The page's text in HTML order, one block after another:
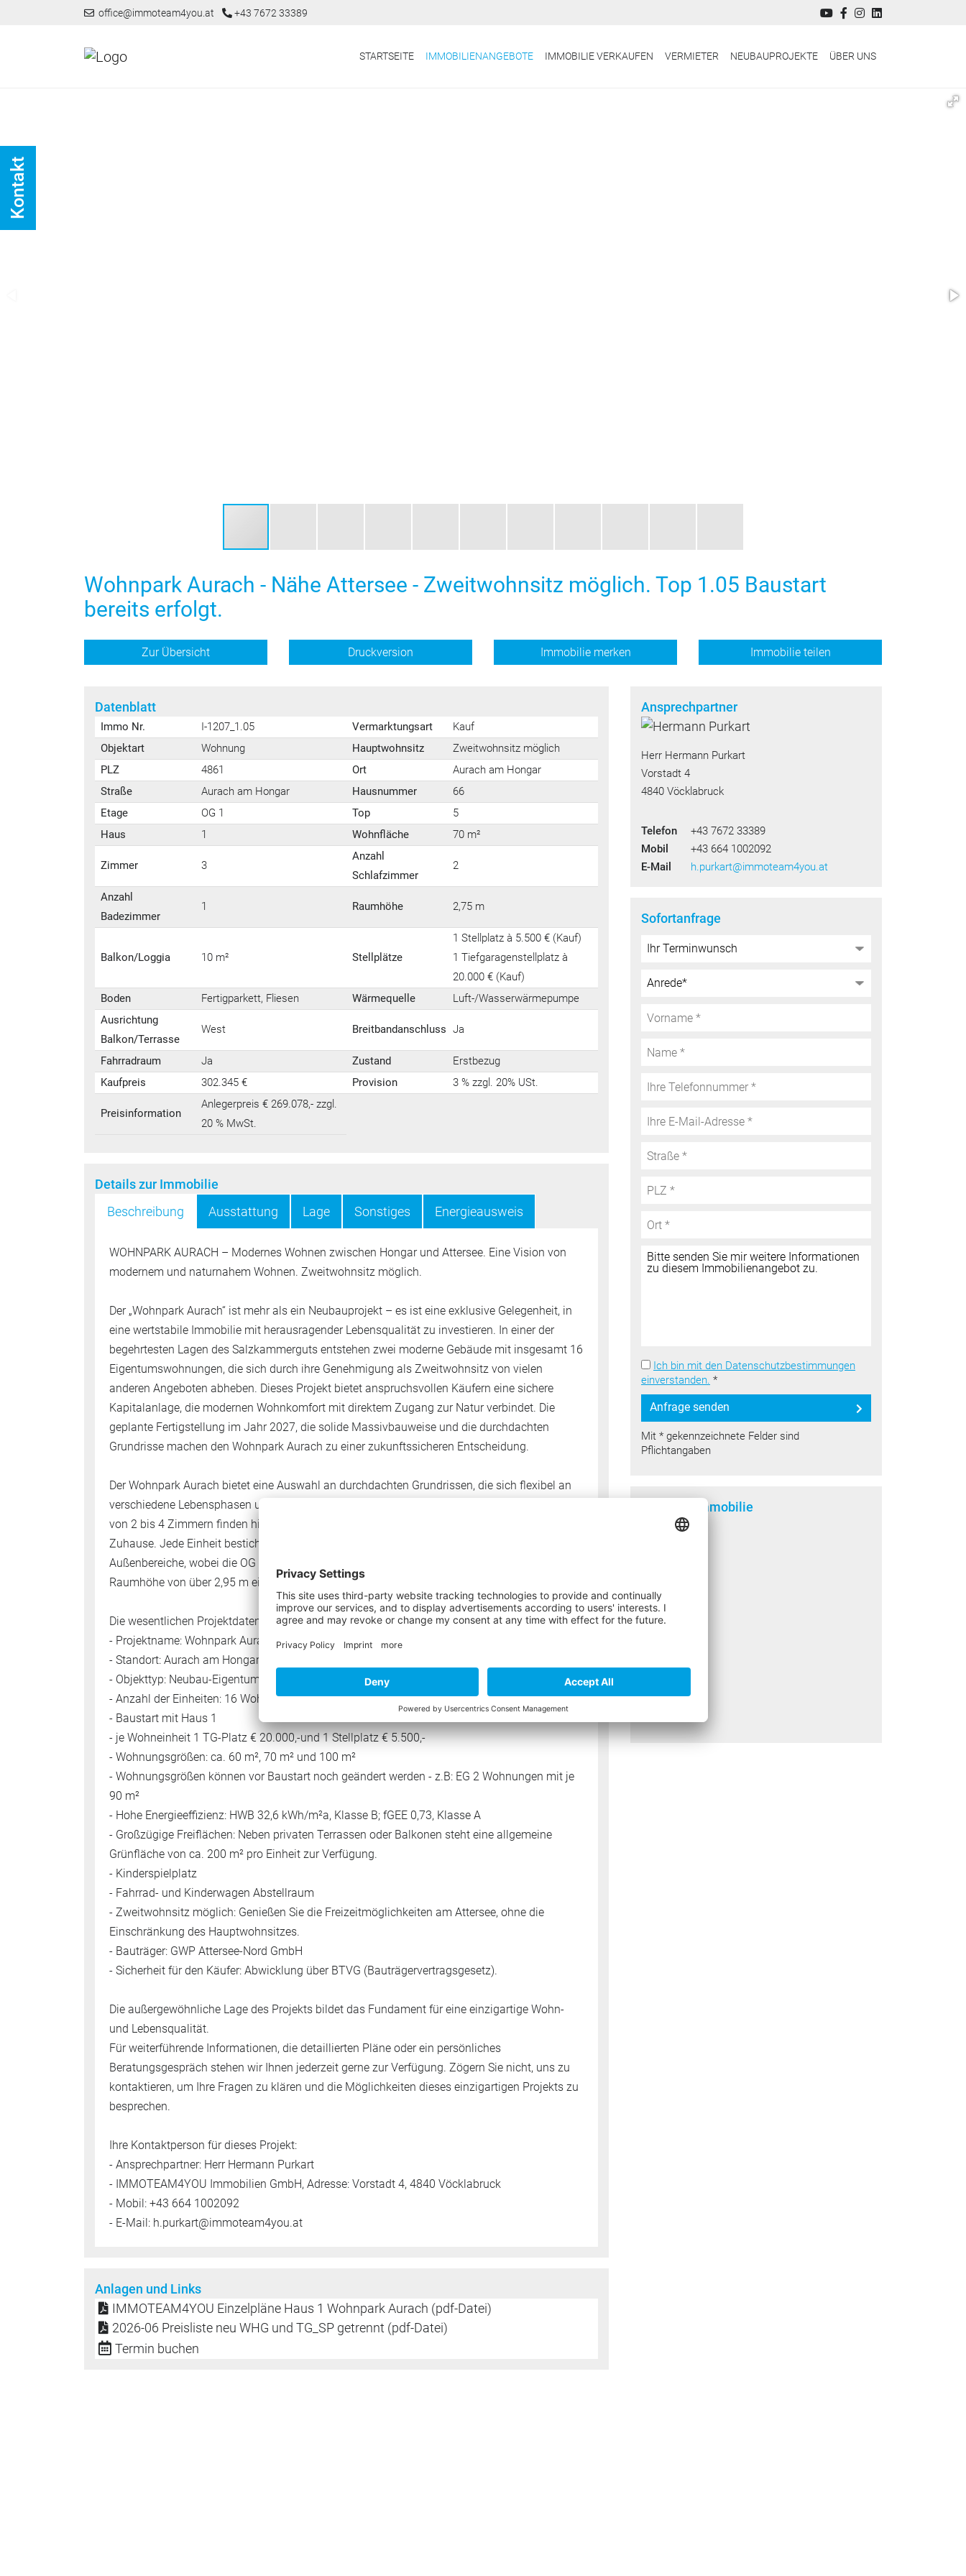
office@immoteam4you.at +43 7672 33389
STARTSEITE IMMOBILIENANGEBOTE IMMOBILIE VERKAUFEN VERMIETER NEUBAUPROJEKTE ÜBER UNS
Wohnpark Aurach - Nähe Attersee - Zweitwohnsitz möglich. Top 1.05 Baustart
bereits erfolgt.
Zur Übersicht Druckversion Immobilie merken Immobilie teilen
Datenblatt
Immo Nr. I-1207_1.05 Vermarktungsart
Kauf
Objektart
Wohnung Hauptwohnsitz
Zweitwohnsitz möglich
PLZ
4861 Ort
Aurach am Hongar
Straße
Aurach am Hongar Hausnummer
66
Etage
OG 1 Top
5
Haus
1 Wohnfläche 70 m²
Zimmer 3
Anzahl
Schlafzimmer
2
Anzahl
Badezimmer
1 Raumhöhe 2,75 m
Balkon/Loggia 10 m² Stellplätze
1 Stellplatz à 5.500 € (Kauf)
1 Tiefgaragenstellplatz à
20.000 € (Kauf)
Boden
Fertigparkett, Fliesen Wärmequelle
Luft-/Wasserwärmepumpe
Ausrichtung
Balkon/Terrasse
West Breitbandanschluss Ja
Fahrradraum Ja Zustand
Erstbezug
Kaufpreis
302.345 € Provision 3 % zzgl. 20% USt.
Preisinformation
Anlegerpreis € 269.078,- zzgl.
20 % MwSt.
Details zur Immobilie
Beschreibung
Ausstattung Lage Sonstiges Energieausweis
WOHNPARK AURACH – Modernes Wohnen zwischen Hongar und Attersee. Eine Vision von
modernem und naturnahem Wohnen. Zweitwohnsitz möglich.
Der „Wohnpark Aurach“ ist mehr als ein Neubauprojekt – es ist eine exklusive Gelegenheit, in
eine wertstabile Immobilie mit herausragender Lebensqualität zu investieren. In einer der
begehrtesten Lagen des Salzkammerguts entstehen zwei moderne Gebäude mit insgesamt 16
Eigentumswohnungen, die sich durch ihre Genehmigung als Zweitwohnsitz von vielen
anderen Angeboten abheben. Dieses Projekt bietet anspruchsvollen Käufern eine sichere
Kapitalanlage, die modernen Wohnkomfort mit direktem Zugang zur Natur verbindet. Die
geplante Fertigstellung im Jahr 2027, die solide Massivbauweise und die durchdachten
Grundrisse machen den Wohnpark Aurach zu einer zukunftssicheren Entscheidung.
Der Wohnpark Aurach bietet eine Auswahl an durchdachten Grundrissen, die sich flexibel an
verschiedene Lebensphasen und individuelle Bedürfnisse anpassen. Mit Wohnungsgrößen
von 2 bis 4 Zimmern finden hier sowohl Singles und Paare als auch Familien ihr perfektes
Zuhause. Jede Einheit besticht durch eine optimale Raumnutzung und großzügige private
Außenbereiche, wobei die OG 2 -Wohnungen im Dachgeschoss mit einer exklusiven
Raumhöhe von über 2,95 m ein besonderes Gefühl von Weite und Luxus vermitteln.
Die wesentlichen Projektdaten auf einen Blick:
- Projektname: Wohnpark Aurach
- Standort: Aurach am Hongar 67, 4861 Aurach am Hongar
- Objekttyp: Neubau-Eigentumswohnungen (Erstbezug) in zwei Gebäuden
- Anzahl der Einheiten: 16 Wohnungen (8 pro Haus)
- Baustart mit Haus 1
- je Wohneinheit 1 TG-Platz € 20.000,-und 1 Stellplatz € 5.500,-
- Wohnungsgrößen: ca. 60 m², 70 m² und 100 m²
- Wohnungsgrößen können vor Baustart noch geändert werden - z.B: EG 2 Wohnungen mit je
90 m²
- Hohe Energieeffizienz: HWB 32,6 kWh/m²a, Klasse B; fGEE 0,73, Klasse A
- Großzügige Freiflächen: Neben privaten Terrassen oder Balkonen steht eine allgemeine
Grünfläche von ca. 200 m² pro Einheit zur Verfügung.
- Kinderspielplatz
- Fahrrad- und Kinderwagen Abstellraum
- Zweitwohnsitz möglich: Genießen Sie die Freizeitmöglichkeiten am Attersee, ohne die
Einschränkung des Hauptwohnsitzes.
- Bauträger: GWP Attersee-Nord GmbH
- Sicherheit für den Käufer: Abwicklung über BTVG (Bauträgervertragsgesetz).
Die außergewöhnliche Lage des Projekts bildet das Fundament für eine einzigartige Wohn-
und Lebensqualität.
Für weiterführende Informationen, die detaillierten Pläne oder ein persönliches
Beratungsgespräch stehen wir Ihnen jederzeit gerne zur Verfügung. Zögern Sie nicht, uns zu
kontaktieren, um Ihre Fragen zu klären und die Möglichkeiten dieses einzigartigen Projekts zu
besprechen.
Ihre Kontaktperson für dieses Projekt:
- Ansprechpartner: Herr Hermann Purkart
- IMMOTEAM4YOU Immobilien GmbH, Adresse: Vorstadt 4, 4840 Vöcklabruck
- Mobil: +43 664 1002092
- E-Mail: h.purkart@immoteam4you.at
Anlagen und Links
IMMOTEAM4YOU Einzelpläne Haus 1 Wohnpark Aurach (pdf-Datei)
2026-06 Preisliste neu WHG und TG_SP getrennt (pdf-Datei)
Termin buchen
Ansprechpartner
Herr Hermann Purkart
Vorstadt 4
4840 Vöcklabruck
Telefon
+43 7672 33389
Mobil
+43 664 1002092
E-Mail
h.purkart@immoteam4you.at
Sofortanfrage
Ich bin mit den Datenschutzbestimmungen
einverstanden. *
Anfrage senden
Mit * gekennzeichnete Felder sind
Pflichtangaben
Lage der Immobilie
Kontakt